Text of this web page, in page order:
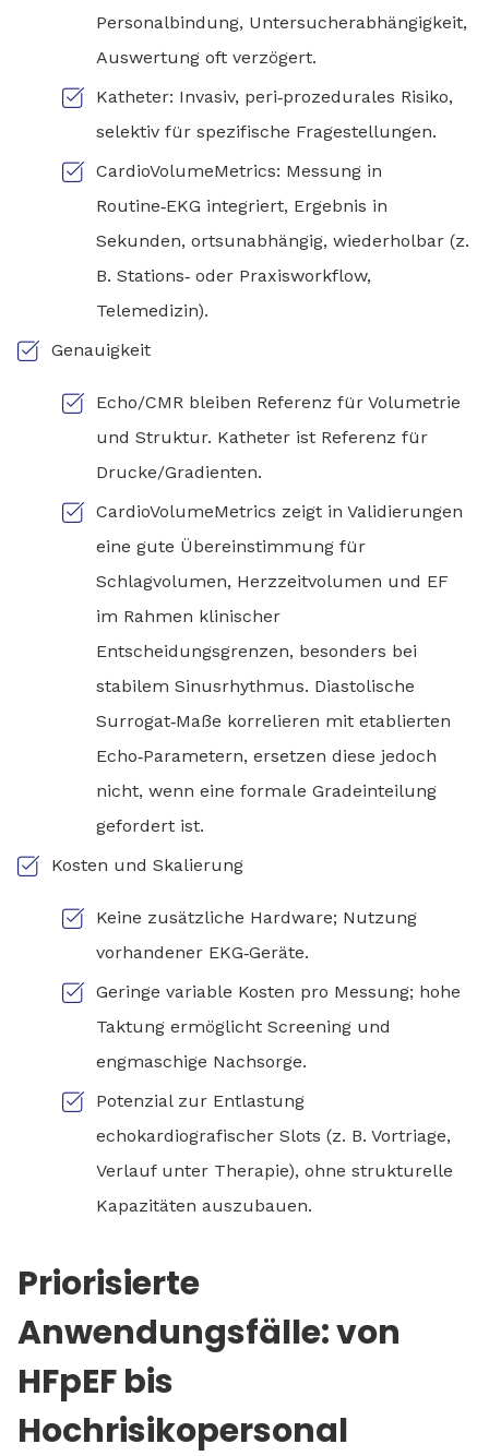
Personalbindung, Untersucherabhängigkeit,
Auswertung oft verzögert.
Katheter: Invasiv, peri‑prozedurales Risiko,
selektiv für spezifische Fragestellungen.
CardioVolumeMetrics: Messung in
Routine‑EKG integriert, Ergebnis in
Sekunden, ortsunabhängig, wiederholbar (z.
B. Stations‑ oder Praxisworkflow,
Telemedizin).
Genauigkeit
Echo/CMR bleiben Referenz für Volumetrie
und Struktur. Katheter ist Referenz für
Drucke/Gradienten.
CardioVolumeMetrics zeigt in Validierungen
eine gute Übereinstimmung für
Schlagvolumen, Herzzeitvolumen und EF
im Rahmen klinischer
Entscheidungsgrenzen, besonders bei
stabilem Sinusrhythmus. Diastolische
Surrogat‑Maße korrelieren mit etablierten
Echo‑Parametern, ersetzen diese jedoch
nicht, wenn eine formale Gradeinteilung
gefordert ist.
Kosten und Skalierung
Keine zusätzliche Hardware; Nutzung
vorhandener EKG‑Geräte.
Geringe variable Kosten pro Messung; hohe
Taktung ermöglicht Screening und
engmaschige Nachsorge.
Potenzial zur Entlastung
echokardiografischer Slots (z. B. Vortriage,
Verlauf unter Therapie), ohne strukturelle
Kapazitäten auszubauen.
Priorisierte
Anwendungsfälle: von
HFpEF bis
Hochrisikopersonal